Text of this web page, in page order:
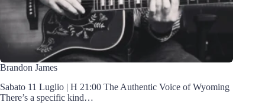
Brandon James
Sabato 11 Luglio | H 21:00 The Authentic Voice of Wyoming
There’s a specific kind…